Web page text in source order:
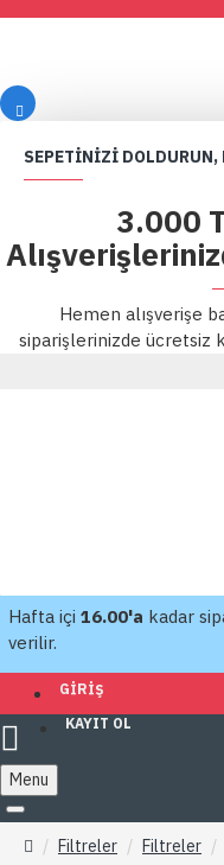
SEPETINIZI
3.000
Hemen alışverişe
siparişlerinizde ücretsiz
Hafta içi 16.00'a kadar
verilir.
GIRIŞ
KAYIT OL
Menu
Filtreler Filtreler